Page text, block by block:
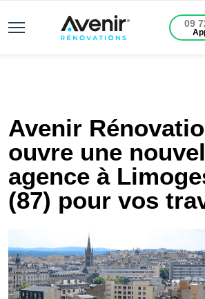
09
Avenir
ouvre une
agence à
(87) pour vos